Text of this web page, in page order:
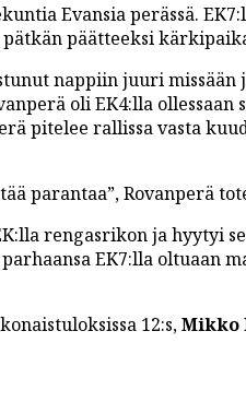
Evansia perässä.
päätteeksi
nappiin juuri missään
oli EK4:lla ollessaan
pitelee rallissa vasta
parantaa”, Rovanperä
rengasrikon ja hyytyi
EK7:lla oltuaan
12:s,Mikko